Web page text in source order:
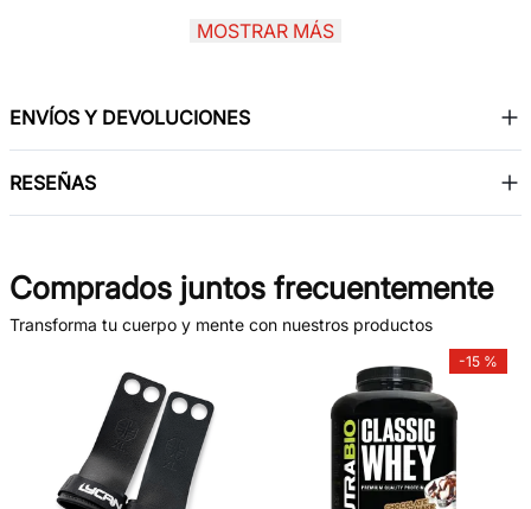
duradera, controla el exceso de grasa y deja el cabello
con una sensación ligera y natural. Su presentación de
MOSTRAR MÁS
ENVÍOS Y DEVOLUCIONES
RESEÑAS
Comprados juntos frecuentemente
Transforma tu cuerpo y mente con nuestros productos
-15 %